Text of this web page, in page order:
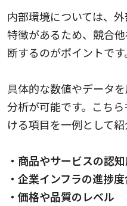
内部環境については、
特徴があるため、競合
断するのがポイントです
具体的な数値やデータ
分析が可能です。こち
ける項目を一例として紹
・商品やサービスの認
・企業インフラの進捗
・価格や品質のレベル